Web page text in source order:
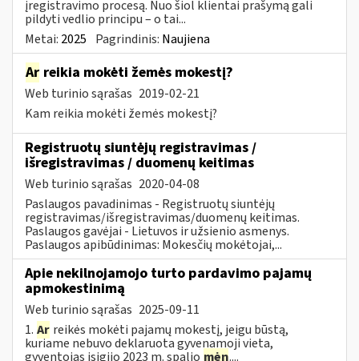
įregistravimo procesą. Nuo šiol klientai prašymą gali
pildyti vedlio principu – o tai...
Metai: 2025 Pagrindinis: Naujiena
Ar reikia mokėti žemės mokestį?
Web turinio sąrašas 2019-02-21
Kam reikia mokėti žemės mokestį?
Registruotų siuntėjų registravimas /
išregistravimas / duomenų keitimas
Web turinio sąrašas 2020-04-08
Paslaugos pavadinimas - Registruotų siuntėjų
registravimas/išregistravimas/duomenų keitimas.
Paslaugos gavėjai - Lietuvos ir užsienio asmenys.
Paslaugos apibūdinimas: Mokesčių mokėtojai,...
Apie nekilnojamojo turto pardavimo pajamų
apmokestinimą
Web turinio sąrašas 2025-09-11
1. Ar reikės mokėti pajamų mokestį, jeigu būstą,
kuriame nebuvo deklaruota gyvenamoji vieta,
gyventojas įsigijo 2023 m. spalio mėn....